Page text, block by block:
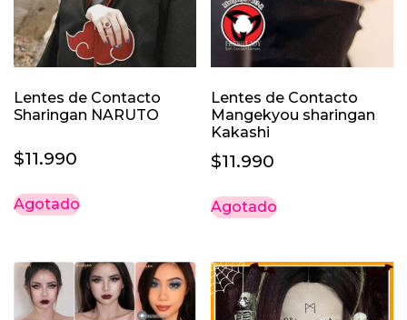
Lentes de Contacto
Sharingan NARUTO
$11.990
Agotado
Lentes de Contacto
Mangekyou sharingan
Kakashi
$11.990
Agotado